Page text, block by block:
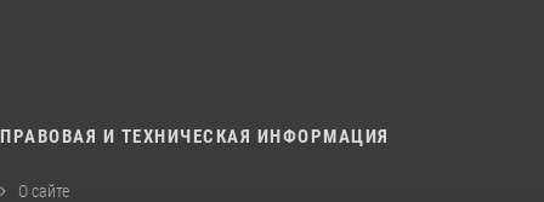
ПРАВОВАЯ И ТЕХНИЧЕСКАЯ ИНФОРМАЦИЯ
О сайте